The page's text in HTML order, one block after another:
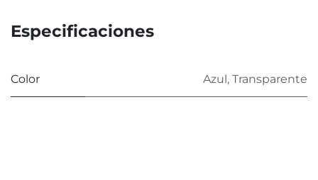
Especificaciones
Color Azul , Transparente